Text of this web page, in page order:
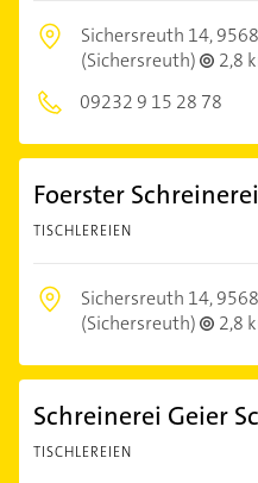
Sichersreuth 14,
(Sichersreuth)
2,8
09232 9 15 28 78
Foerster
TISCHLEREIEN
Sichersreuth 14,
(Sichersreuth)
2,8
Schreinerei Geier
TISCHLEREIEN